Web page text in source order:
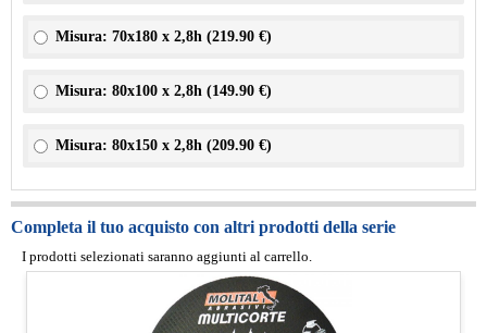
Misura: 70x180 x 2,8h (219.90 €)
Misura: 80x100 x 2,8h (149.90 €)
Misura: 80x150 x 2,8h (209.90 €)
Completa il tuo acquisto con altri prodotti della serie
I prodotti selezionati saranno aggiunti al carrello.